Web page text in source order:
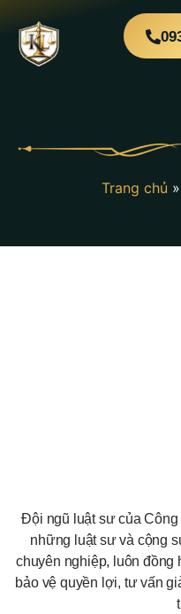
Trang chủ
Đội ngũ luật sư của Công
những luật sư và cộng
chuyên nghiệp, luôn đồng
bảo vệ quyền lợi, tư vấn